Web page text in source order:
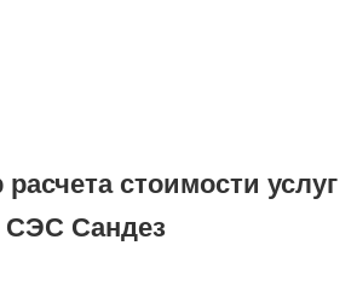
стоимости услуг
СЭС Сандез